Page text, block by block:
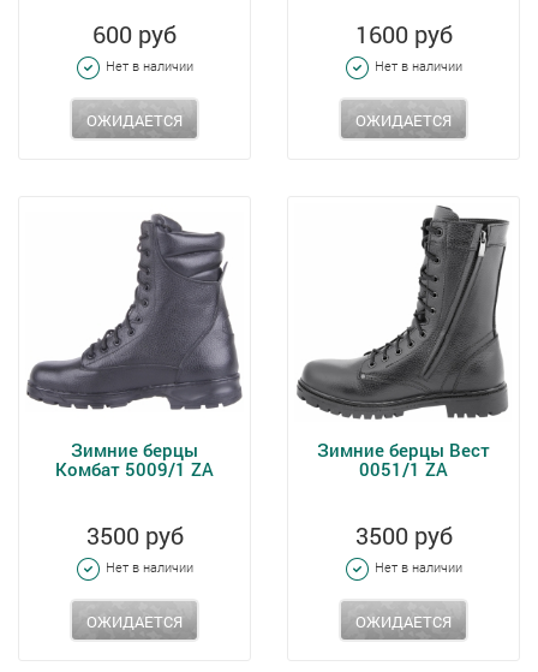
600 руб
Нет в наличии
ОЖИДАЕТСЯ
1600 руб
Нет в наличии
ОЖИДАЕТСЯ
Зимние берцы
Комбат 5009/1 ZA
3500 руб
Нет в наличии
ОЖИДАЕТСЯ
Зимние берцы Вест
0051/1 ZA
3500 руб
Нет в наличии
ОЖИДАЕТСЯ